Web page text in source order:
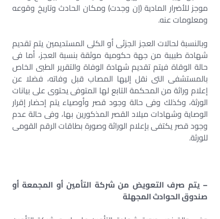
موجز للأضرار المادية (إن وجدت) ومكان الحادث وتاريخ وقوعه
ومعلومات عنه.
وبالنسبة لحالات العجز الجزئى أو الكلى المستديمين يتم تقديم
شهادة طبيبة من جهة حكومية موثقة بنسبة العجز، أما فى
حالة الوقاة فيتم تقديم شهادة الوفاة والتقرير الطبى الخاص
بالمستشفى التى نقل إليها المصاب قبل وفاته، فضلا عن
إعلام وراثة من المحكمة التابع لها المتوفى يحتوى على بيانات
الورثة، وكذلك وفى حالة وجود قصر وأوصياء يتم إحضار إقرار
الوصاية وشهادات ميلاد القصر المذكورين بها، وفى حالة عدم
وجود قصر يكتفى بإعلام الوراثة وصورة بطاقات الرقم القومى
للورثة.
– يتم صرف التعويض من شركة التأمين أو المجمعة أو
صندوق الحوادث المجهلة